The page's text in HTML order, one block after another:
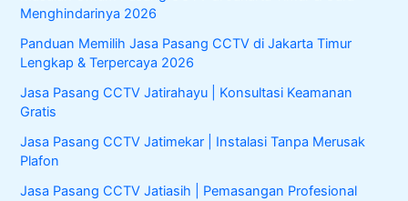
o
r
:
Menghindarinya 2026
Panduan Memilih Jasa Pasang CCTV di Jakarta Timur
Lengkap & Terpercaya 2026
Jasa Pasang CCTV Jatirahayu | Konsultasi Keamanan
Gratis
Jasa Pasang CCTV Jatimekar | Instalasi Tanpa Merusak
Plafon
Jasa Pasang CCTV Jatiasih | Pemasangan Profesional